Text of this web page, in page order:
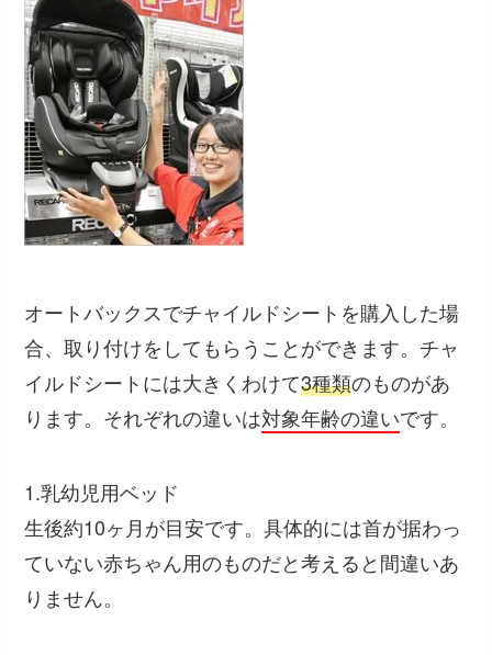
オートバックスでチャイルドシートを購入した場
合、取り付けをしてもらうことができます。チャ
イルドシートには大きくわけて3種類のものがあ
ります。それぞれの違いは対象年齢の違いです。
1.乳幼児用ベッド
生後約10ヶ月が目安です。具体的には首が据わっ
ていない赤ちゃん用のものだと考えると間違いあ
りません。